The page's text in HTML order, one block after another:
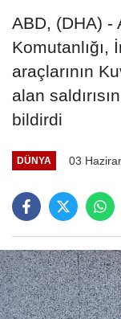
ABD, (DHA) -
Komutanlığı,
araçlarının
alan
bildirdi
DÜNYA 03